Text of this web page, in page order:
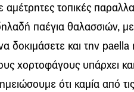
τοπικές
παέγια θαλασσιών, με
δοκιμάσετε και την
χορτοφάγους υπάρχει
ότι καμία από